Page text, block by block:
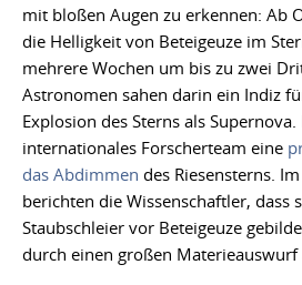
mit bloßen Augen zu erkennen: Ab
die Helligkeit von Beteigeuze im
mehrere Wochen um bis zu zwei
Astronomen sahen darin ein Indiz
Explosion des Sterns als
internationales Forscherteam eine
das Abdimmen des Riesensterns.
berichten die Wissenschaftler, dass
Staubschleier vor Beteigeuze
durch einen großen Materieauswurf